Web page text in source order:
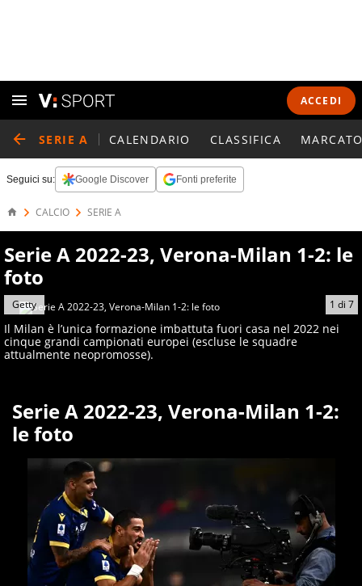
ACCEDI
SERIE A CALENDARIO CLASSIFICA
Seguici su: Google Discover Fonti preferite
CALCIO SERIE A
Serie A 2022-23, Verona-Milan 1-2: le
foto
1 di 7
Getty
Il Milan è l’unica formazione imbattuta fuori casa nel 2022 nei
cinque grandi campionati europei (escluse le squadre
attualmente neopromosse).
Serie A 2022-23, Verona-Milan 1-2:
le foto